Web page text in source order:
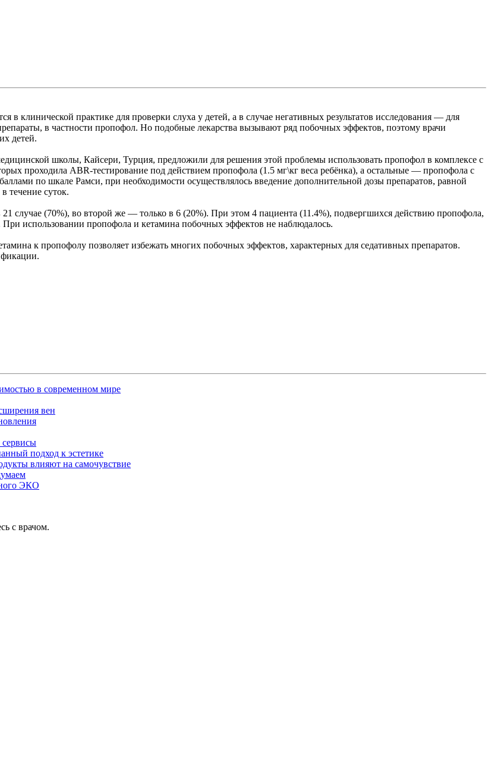
в клинической практике для проверки слуха у детей, а в случае негативных результатов исследования — для
в частности пропофол. Но подобные лекарства вызывают ряд побочных эффектов, поэтому врачи
детей.
школы, Кайсери, Турция, предложили для решения этой проблемы использовать пропофол в комплексе с
проходила ABR-тестирование под действием пропофола (1.5 мг\кг веса ребёнка), а остальные — пропофола с
по шкале Рамси, при необходимости осуществлялось введение дополнительной дозы препаратов, равной
течение суток.
случае (70%), во второй же — только в 6 (20%). При этом 4 пациента (11.4%), подвергшихся действию пропофола,
использовании пропофола и кетамина побочных эффектов не наблюдалось.
к пропофолу позволяет избежать многих побочных эффектов, характерных для седативных препаратов.
в современном мире
вен
подход к эстетике
влияют на самочувствие
ЭКО
с врачом.